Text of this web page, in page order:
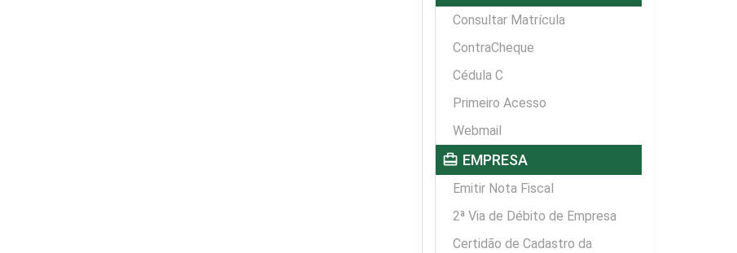
Consultar Matrícula
ContraCheque
Cédula C
Primeiro Acesso
Webmail
card_travel EMPRESA
Emitir Nota Fiscal
2ª Via de Débito de Empresa
Certidão de Cadastro da